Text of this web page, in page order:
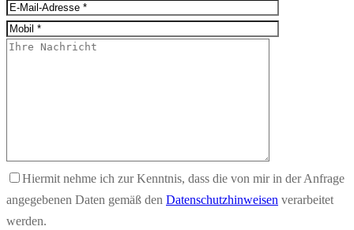
Hiermit nehme ich zur Kenntnis, dass die von mir in der Anfrage
angegebenen Daten gemäß den Datenschutzhinweisen verarbeitet
werden.